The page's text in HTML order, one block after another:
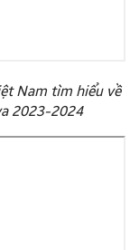
Nam tìm hiểu về
2023-2024